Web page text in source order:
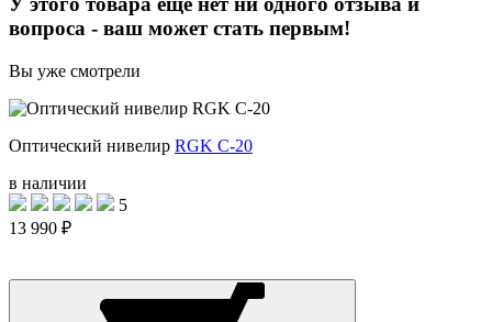
вопроса - ваш может стать первым!
Вы уже смотрели
Оптический нивелир RGK C-20
в наличии
5
13 990 ₽